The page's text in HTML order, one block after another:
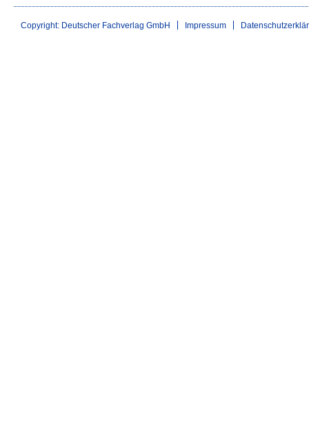
Copyright: Deutscher Fachverlag GmbH Impressum